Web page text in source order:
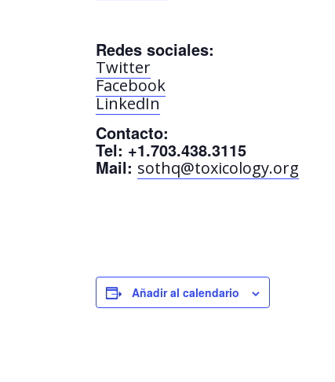
Redes sociales:
Twitter
Facebook
LinkedIn
Contacto:
Tel: +1.703.438.3115
Mail: sothq@toxicology.org
Añadir al calendario